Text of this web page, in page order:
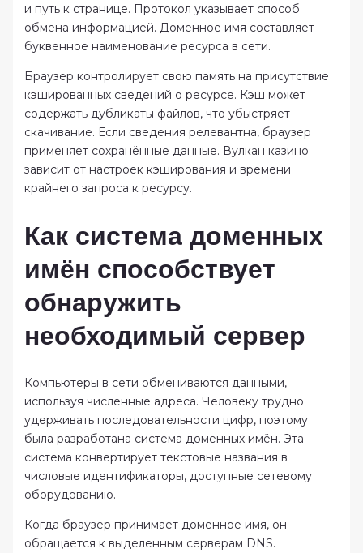
и путь к странице. Протокол указывает способ
обмена информацией. Доменное имя составляет
буквенное наименование ресурса в сети.
Браузер контролирует свою память на присутствие
кэшированных сведений о ресурсе. Кэш может
содержать дубликаты файлов, что убыстряет
скачивание. Если сведения релевантна, браузер
применяет сохранённые данные. Вулкан казино
зависит от настроек кэширования и времени
крайнего запроса к ресурсу.
Как система доменных
имён способствует
обнаружить
необходимый сервер
Компьютеры в сети обмениваются данными,
используя численные адреса. Человеку трудно
удерживать последовательности цифр, поэтому
была разработана система доменных имён. Эта
система конвертирует текстовые названия в
числовые идентификаторы, доступные сетевому
оборудованию.
Когда браузер принимает доменное имя, он
обращается к выделенным серверам DNS.